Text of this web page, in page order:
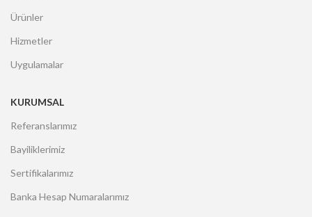
Ürünler
Hizmetler
Uygulamalar
KURUMSAL
Referanslarımız
Bayiliklerimiz
Sertifikalarımız
Banka Hesap Numaralarımız